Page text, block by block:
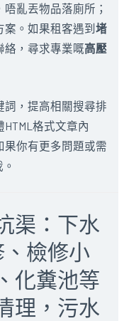
亂丟物品落廁所；
。如果租客遇到堵
絡，尋求專業嘅高壓
詞，提高相關搜尋排
格式文章內
果你有更多問題或需
渠：下水
檢修小
化糞池等
理，污水